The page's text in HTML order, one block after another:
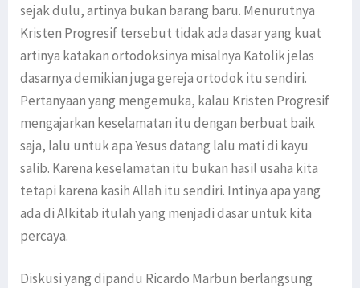
sejak dulu, artinya bukan barang baru. Menurutnya
Kristen Progresif tersebut tidak ada dasar yang kuat
artinya katakan ortodoksinya misalnya Katolik jelas
dasarnya demikian juga gereja ortodok itu sendiri.
Pertanyaan yang mengemuka, kalau Kristen Progresif
mengajarkan keselamatan itu dengan berbuat baik
saja, lalu untuk apa Yesus datang lalu mati di kayu
salib. Karena keselamatan itu bukan hasil usaha kita
tetapi karena kasih Allah itu sendiri. Intinya apa yang
ada di Alkitab itulah yang menjadi dasar untuk kita
percaya.
Diskusi yang dipandu Ricardo Marbun berlangsung